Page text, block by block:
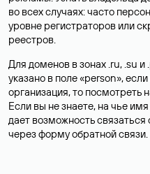
во всех случаях: часто
уровне регистраторов или
реестров.
Для доменов в зонах .ru, .su
указано в поле «person»,
организация, то посмотреть
Если вы не знаете, на чье
дает возможность
через форму обратной связи.